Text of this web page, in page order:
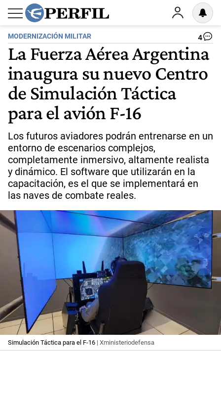
MODERNIZACIÓN MILITAR 4
La Fuerza Aérea Argentina
inaugura su nuevo Centro
de Simulación Táctica
para el avión F-16
Los futuros aviadores podrán entrenarse en un
entorno de escenarios complejos,
completamente inmersivo, altamente realista
y dinámico. El software que utilizarán en la
capacitación, es el que se implementará en
las naves de combate reales.
Simulación Táctica para el F-16 | Xministeriodefensa